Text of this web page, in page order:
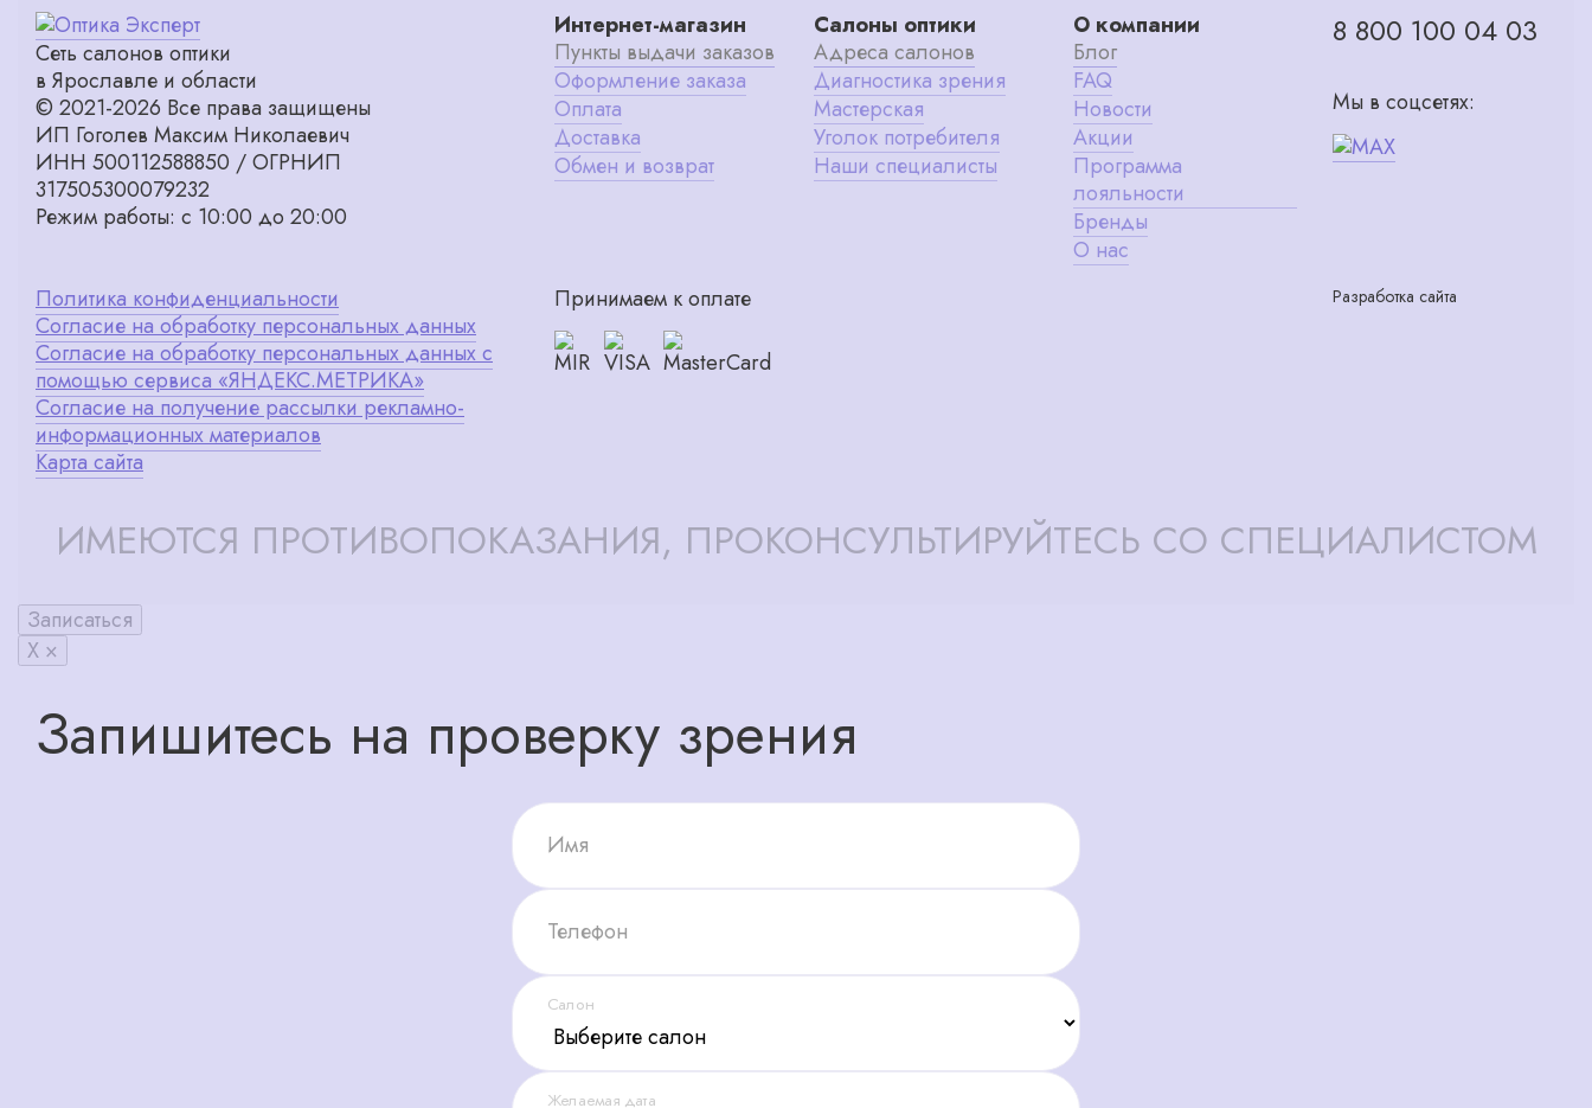
Сеть салонов оптики
в Ярославле и области
© 2021-2026 Все права защищены
ИП Гоголев Максим Николаевич
ИНН 500112588850 / ОГРНИП
317505300079232
Режим работы: с 10:00 до 20:00
Интернет-магазин
Пункты выдачи заказов
Оформление заказа
Оплата
Доставка
Обмен и возврат
Салоны оптики
Адреса салонов
Диагностика зрения
Мастерская
Уголок потребителя
Наши специалисты
О компании
Блог
FAQ
Новости
Акции
Программа
лояльности
Бренды
О нас
8 800 100 04 03
Мы в соцсетях:
Политика конфиденциальности
Согласие на обработку персональных данных
Согласие на обработку персональных данных с
помощью сервиса «ЯНДЕКС.МЕТРИКА»
Согласие на получение рассылки рекламно-
информационных материалов
Карта сайта
Принимаем к оплате Разработка сайта
ИМЕЮТСЯ ПРОТИВОПОКАЗАНИЯ, ПРОКОНСУЛЬТИРУЙТЕСЬ СО СПЕЦИАЛИСТОМ
Записаться
X ×
Запишитесь на проверку зрения
Имя
Телефон
Салон
Желаемая дата